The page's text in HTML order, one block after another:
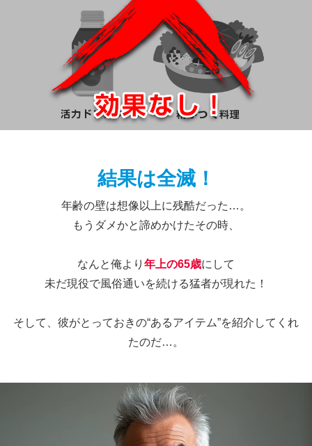
結果は全滅！
年齢の壁は想像以上に残酷だった…。
もうダメかと諦めかけたその時、
なんと俺より 年上の65歳にして
未だ現役で風俗通いを続ける猛者が現れた！
そして、彼がとっておきの“あるアイテム”を紹介してくれ
たのだ…。